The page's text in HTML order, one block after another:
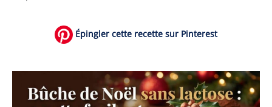
Épingler cette recette sur Pinterest